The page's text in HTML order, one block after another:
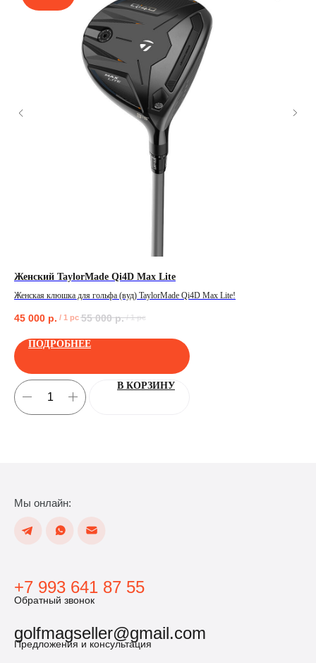
Женский TaylorMade Qi4D Max Lite
Женская клюшка для гольфа (вуд) TaylorMade Qi4D Max Lite!
45 000 р. / 1 pc 55 000 р. / 1 pc
ПОДРОБНЕЕ
В КОРЗИНУ
+7 993 641 87 55
Обратный звонок
golfmagseller@gmail.com
Предложения и консультация
Мы онлайн: